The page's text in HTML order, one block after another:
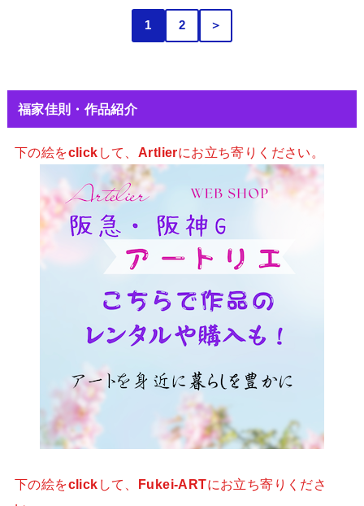
1 2 ＞
福家佳則・作品紹介
下の絵をclick して、 Artlierにお立ち寄りください。
下の絵をclick して、 Fukei-ARTにお立ち寄りくださ